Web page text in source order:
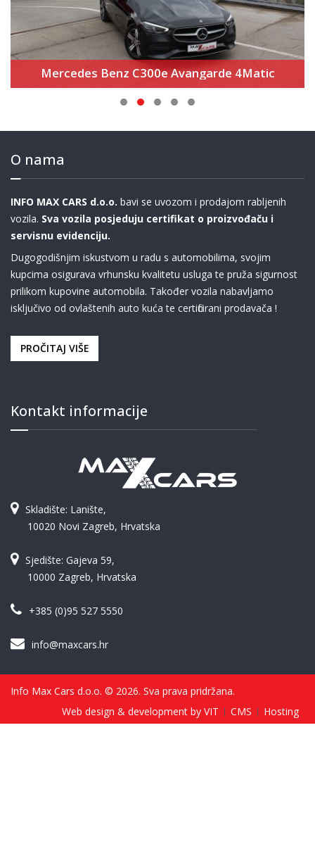
BMW M440i xDrive Gran Coupé M paket Pro
O nama
INFO MAX CARS d.o.o. bavi se uvozom i prodajom rabljenih
vozila. Sva vozila posjeduju certifikat o proizvođaču i
servisnu evidenciju.
Dugogodišnjim iskustvom u radu s automobilima, svojim
kupcima osigurava vrhunsku kvalitetu usluga te pruža sigurnost
prilikom kupovine automobila. Također vozila nabavljamo
isključivo od ovlaštenih auto kuća te certificirani prodavača !
PROČITAJ VIŠE
Kontakt informacije
Skladište: Lanište,
10020 Novi Zagreb, Hrvatska
Sjedište: Gajeva 59,
10000 Zagreb, Hrvatska
+385 (0)95 527 5550
info@maxcars.hr
Info Max Cars d.o.o. © 2026. Sva prava pridržana.
Web design & development by VIT
CMS Hosting